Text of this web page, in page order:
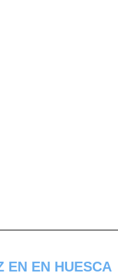
EN EN HUESCA